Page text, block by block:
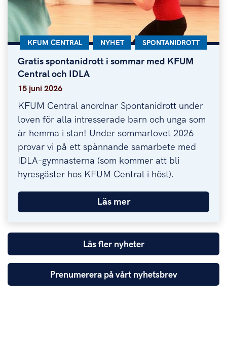
Gratis spontanidrott i sommar med KFUM
Central och IDLA
Gratis spontanidrott i sommar med KFUM
KATEGORI:
KFUM CENTRAL KATEGORI:
NYHET KATEGORI:
SPONTANIDROTT
15 juni 2026
KFUM Central anordnar Spontanidrott under
loven för alla intresserade barn och unga som
är hemma i stan! Under sommarlovet 2026
provar vi på ett spännande samarbete med
IDLA-gymnasterna (som kommer att bli
hyresgäster hos KFUM Central i höst).
Läs mer
Läs fler nyheter
Prenumerera på vårt nyhetsbrev